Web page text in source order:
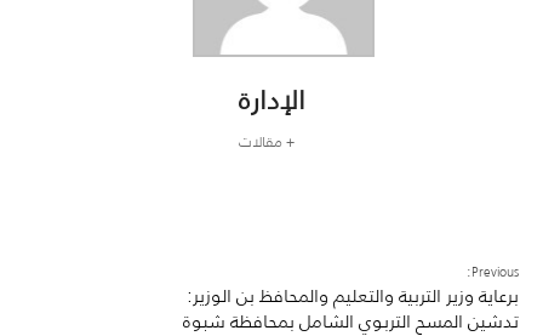
الإدارة
+ مقالات
Previous:
برعاية وزير التربية والتعليم والمحافظ بن الوزير:
تدشين المسح التربوي الشامل بمحافظة شبوة